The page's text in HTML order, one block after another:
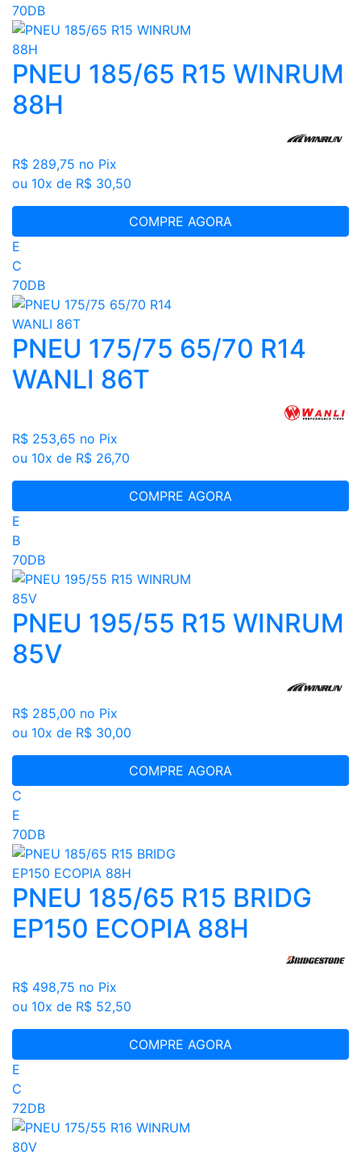
70DB
PNEU 185/65 R15 WINRUM
88H
R$ 289,75 no Pix
ou 10x de R$ 30,50
COMPRE AGORA
E
C
70DB
PNEU 175/75 65/70 R14
WANLI 86T
R$ 253,65 no Pix
ou 10x de R$ 26,70
COMPRE AGORA
E
B
70DB
PNEU 195/55 R15 WINRUM
85V
R$ 285,00 no Pix
ou 10x de R$ 30,00
COMPRE AGORA
C
E
70DB
PNEU 185/65 R15 BRIDG
EP150 ECOPIA 88H
R$ 498,75 no Pix
ou 10x de R$ 52,50
COMPRE AGORA
E
C
72DB